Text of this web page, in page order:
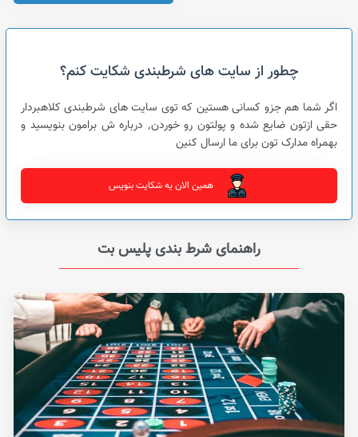
چطور از سایت های شرطبندی شکایت کنم؟
اگر شما هم جزو کسانی هستین که توی سایت های شرطبندی کلاهبردار
حقی ازتون ضایع شده و پولتون رو خوردن٬ درباره ش برامون بنویسید و
بهمراه مدارک تون برای ما ارسال کنین
همین الان یه شکایت بنویس
راهنمای شرط بندی پلیس بت